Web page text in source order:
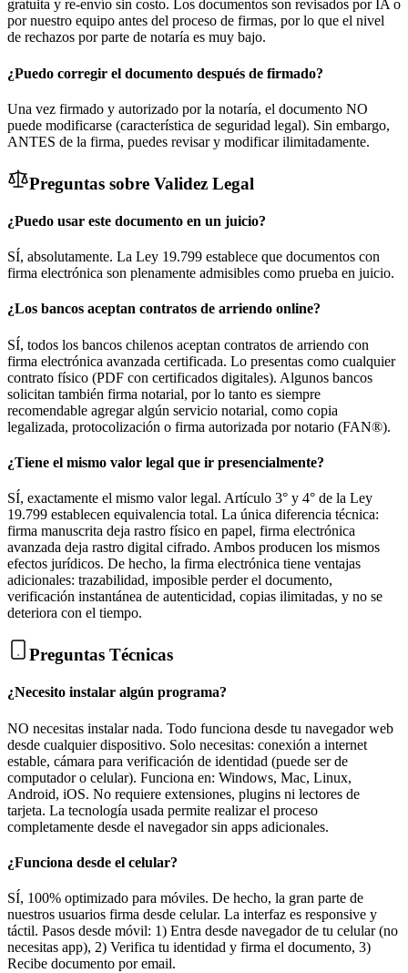
gratuita y re-envío sin costo. Los documentos son revisados por IA o
por nuestro equipo antes del proceso de firmas, por lo que el nivel
de rechazos por parte de notaría es muy bajo.
¿Puedo corregir el documento después de firmado?
Una vez firmado y autorizado por la notaría, el documento NO
puede modificarse (característica de seguridad legal). Sin embargo,
ANTES de la firma, puedes revisar y modificar ilimitadamente.
Preguntas sobre Validez Legal
¿Puedo usar este documento en un juicio?
SÍ, absolutamente. La Ley 19.799 establece que documentos con
firma electrónica son plenamente admisibles como prueba en juicio.
¿Los bancos aceptan contratos de arriendo online?
SÍ, todos los bancos chilenos aceptan contratos de arriendo con
firma electrónica avanzada certificada. Lo presentas como cualquier
contrato físico (PDF con certificados digitales). Algunos bancos
solicitan también firma notarial, por lo tanto es siempre
recomendable agregar algún servicio notarial, como copia
legalizada, protocolización o firma autorizada por notario (FAN®).
¿Tiene el mismo valor legal que ir presencialmente?
SÍ, exactamente el mismo valor legal. Artículo 3° y 4° de la Ley
19.799 establecen equivalencia total. La única diferencia técnica:
firma manuscrita deja rastro físico en papel, firma electrónica
avanzada deja rastro digital cifrado. Ambos producen los mismos
efectos jurídicos. De hecho, la firma electrónica tiene ventajas
adicionales: trazabilidad, imposible perder el documento,
verificación instantánea de autenticidad, copias ilimitadas, y no se
deteriora con el tiempo.
Preguntas Técnicas
¿Necesito instalar algún programa?
NO necesitas instalar nada. Todo funciona desde tu navegador web
desde cualquier dispositivo. Solo necesitas: conexión a internet
estable, cámara para verificación de identidad (puede ser de
computador o celular). Funciona en: Windows, Mac, Linux,
Android, iOS. No requiere extensiones, plugins ni lectores de
tarjeta. La tecnología usada permite realizar el proceso
completamente desde el navegador sin apps adicionales.
¿Funciona desde el celular?
SÍ, 100% optimizado para móviles. De hecho, la gran parte de
nuestros usuarios firma desde celular. La interfaz es responsive y
táctil. Pasos desde móvil: 1) Entra desde navegador de tu celular (no
necesitas app), 2) Verifica tu identidad y firma el documento, 3)
Recibe documento por email.